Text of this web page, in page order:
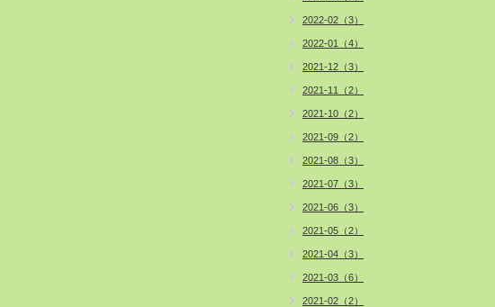
2022-02（3）
2022-01（4）
2021-12（3）
2021-11（2）
2021-10（2）
2021-09（2）
2021-08（3）
2021-07（3）
2021-06（3）
2021-05（2）
2021-04（3）
2021-03（6）
2021-02（2）